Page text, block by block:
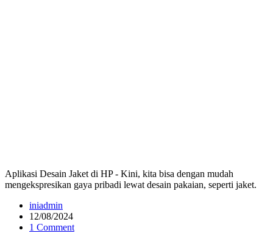
Aplikasi Desain Jaket di HP - Kini, kita bisa dengan mudah
mengekspresikan gaya pribadi lewat desain pakaian, seperti jaket.
iniadmin
12/08/2024
1 Comment